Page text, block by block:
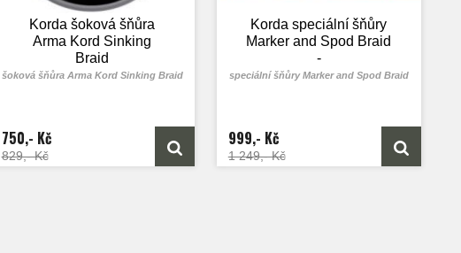
Korda šoková šňůra
Arma Kord Sinking
Braid
šoková šňůra Arma Kord Sinking Braid
750,- Kč
829,- Kč
Korda speciální šňůry
Marker and Spod Braid
-
speciální šňůry Marker and Spod Braid
999,- Kč
1 249,- Kč